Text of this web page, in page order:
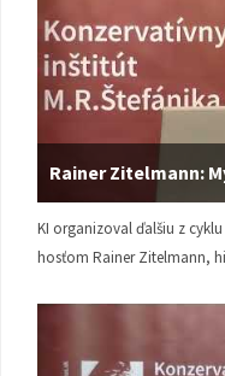
Rainer Zitelmann:
KI organizoval ďalšiu z
hosťom Rainer Zitelmann,